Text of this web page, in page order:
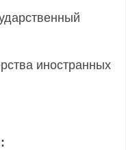
иностранных